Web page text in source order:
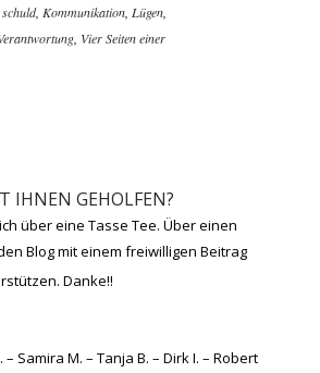
, Kommunikation Lügen
Vier Seiten einer
IHNEN GEHOLFEN?
über eine Tasse Tee. Über einen
Blog mit einem freiwilligen Beitrag
Danke!!
– Samira M. – Tanja B. – Dirk I. – Robert